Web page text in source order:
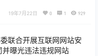
19年7月22日 0 1 929
联合开展互联网网站安
曝光违法违规网站